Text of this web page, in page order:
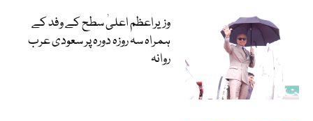
وزیراعظم اعلیٰ سطح کے وفد کے
ہمراہ سہ روزہ دورہ پر سعودی عرب
روانہ